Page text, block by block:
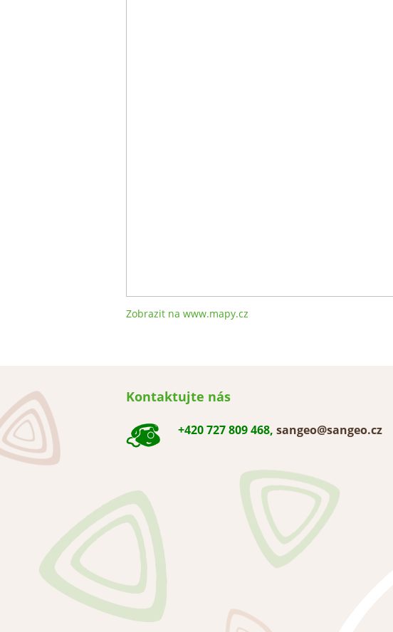
Zobrazit na www.mapy.cz
Kontaktujte nás
+420 727 809 468, sangeo@sangeo.cz